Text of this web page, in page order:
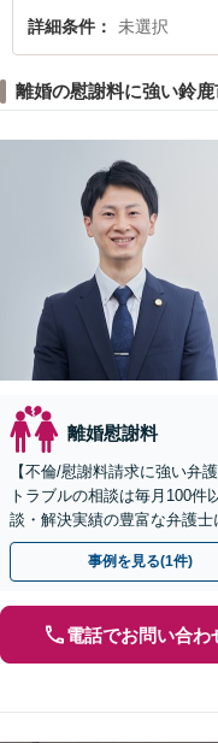
詳細条件 未選択
離婚の慰謝料に強い鈴
離婚慰謝料
【不倫/慰謝料請求に強い弁
トラブルの相談は毎月100件
談・解決実績の豊富な弁護
倫相談は初回0円】【全国対
事例を見る(1件)
電話でお問い合わ